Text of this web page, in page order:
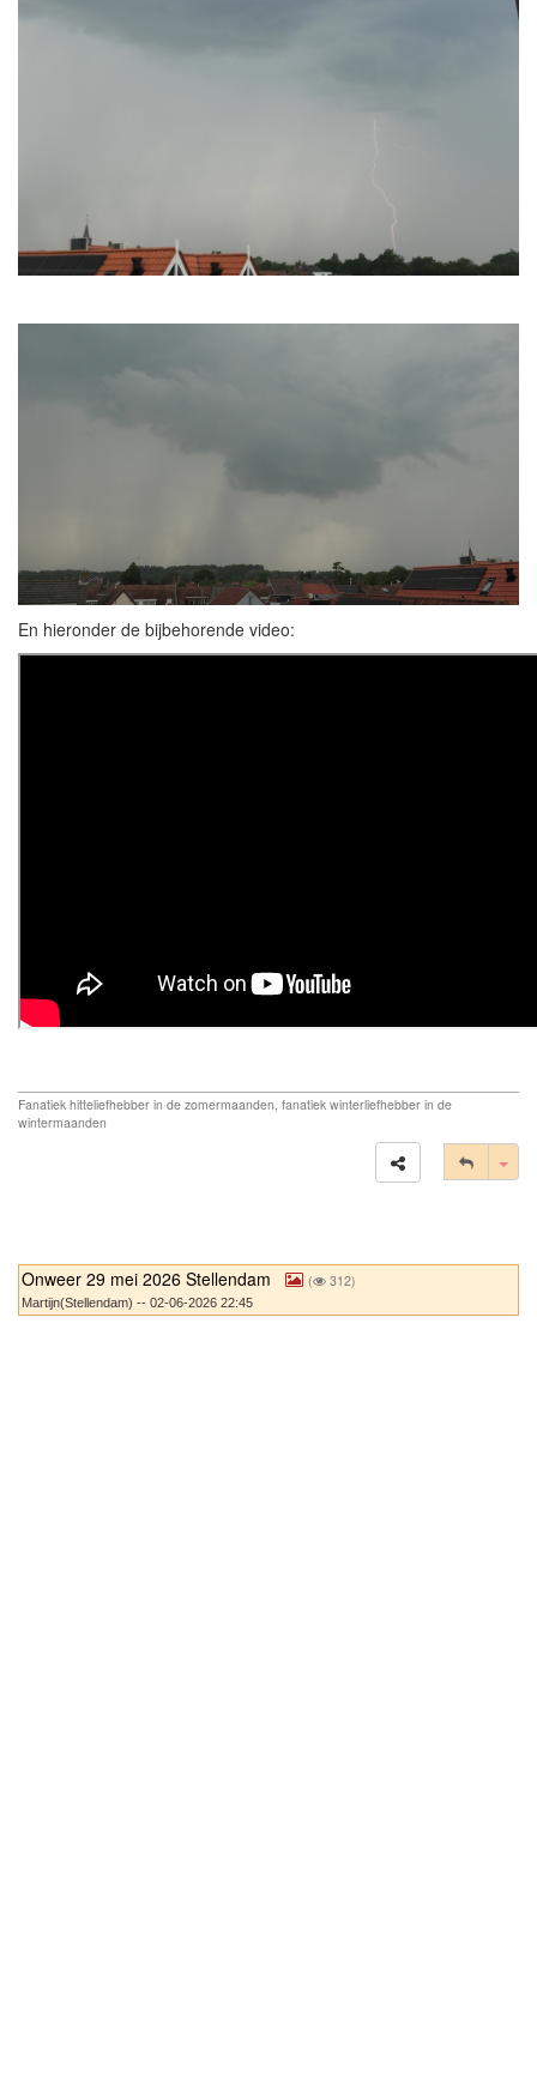
En hieronder de bijbehorende video:
Fanatiek hitteliefhebber in de zomermaanden, fanatiek winterliefhebber in de
wintermaanden
Onweer 29 mei 2026 Stellendam ( 312)
Martijn(Stellendam) -- 02-06-2026 22:45